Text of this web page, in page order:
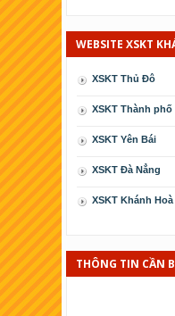
WEBSITE XSKT
XSKT Thủ Đô
XSKT Thành phố
XSKT Yên Bái
XSKT Ðà Nẳng
XSKT Khánh Hoà
XSKT Phú Yên
THÔNG TIN CẦN